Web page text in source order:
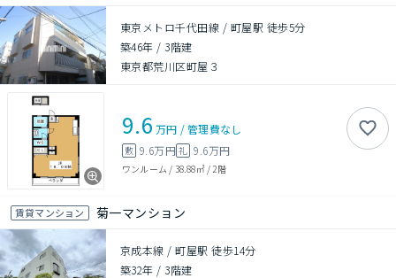
東京メトロ千代田線 / 町屋駅 徒歩5分
築46年 / 3階建
東京都荒川区町屋３
9.6 万円 /管理費なし
敷 9.6万円礼 9.6万円
ワンルーム / 38.88㎡/ 2階
賃貸マンション 菊一マンション
京成本線 / 町屋駅 徒歩14分
築32年 / 3階建